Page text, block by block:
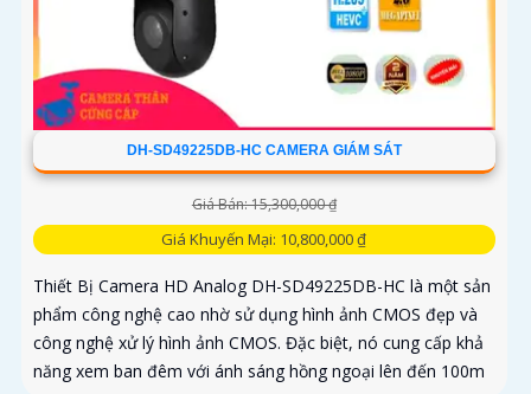
DH-SD49225DB-HC CAMERA GIÁM SÁT
Giá Bán: 15,300,000 ₫
Giá Khuyến Mại: 10,800,000 ₫
Thiết Bị Camera HD Analog DH-SD49225DB-HC là một sản
phẩm công nghệ cao nhờ sử dụng hình ảnh CMOS đẹp và
công nghệ xử lý hình ảnh CMOS. Đặc biệt, nó cung cấp khả
năng xem ban đêm với ánh sáng hồng ngoại lên đến 100m